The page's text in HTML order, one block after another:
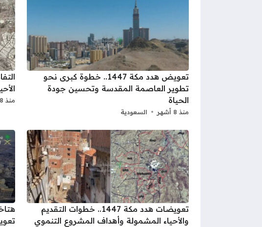
تعويض هدد مكة 1447.. خطوة كبرى نحو
تطوير العاصمة المقدسة وتحسين جودة
الحياة
منذ 8 أشهر السعودية
منذ 8 أشهر
تعويضات هدد مكة 1447.. خطوات التقديم
والأحياء المشمولة وأهداف المشروع التنموي